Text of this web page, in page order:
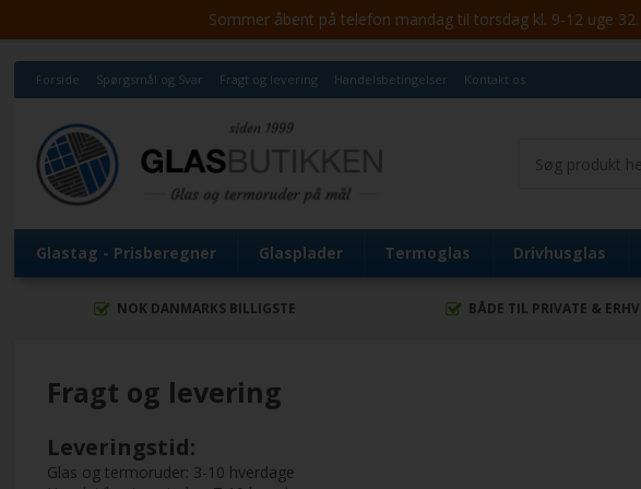
Sommer åbent på telefon mandag til torsdag kl. 9-12 uge
Forside Spørgsmål og Svar Fragt og levering Handelsbetingelser Kontakt os
Glastag - Prisberegner Glasplader Termoglas Drivhusglas
NOK DANMARKS BILLIGSTE BÅDE TIL PRIVATE &
Fragt og levering
Leveringstid:
Glas og termoruder: 3-10 hverdage